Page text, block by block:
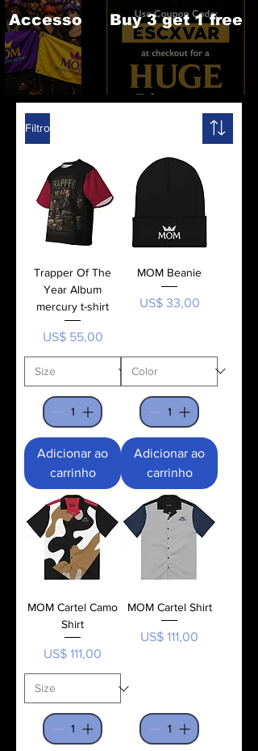
AccessoriesBuy 3 get 1 free
Filtro
Trapper Of The
Year Album
mercury t-shirt
Preço
US$ 55,00
Adicionar ao
carrinho
MOM Beanie
Preço
US$ 33,00
Adicionar ao
carrinho
MOM Cartel Camo
Shirt
Preço
US$ 111,00
MOM Cartel Shirt
Preço
US$ 111,00